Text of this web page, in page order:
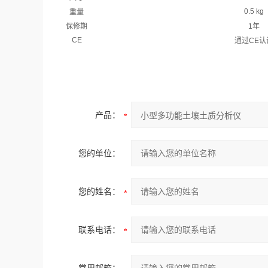
重量
0.5 kg
保修期
1年
CE
通过CE认
产品：
您的单位：
您的姓名：
联系电话：